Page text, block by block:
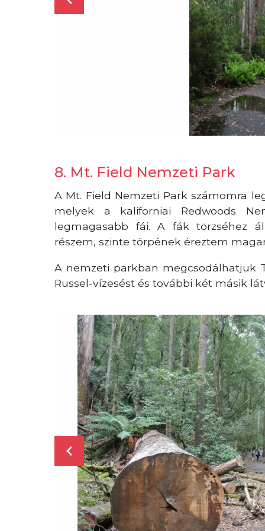
8. Mt. Field Nemzeti Park
A Mt. Field Nemzeti Park számomra
melyek a kaliforniai Redwoods
legmagasabb fái. A fák törzséhez
részem, szinte törpének éreztem
A nemzeti parkban megcsodálhatjuk
Russel-vízesést és további két másik